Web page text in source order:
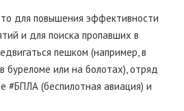
для повышения эффективности
и для поиска пропавших в
пешком (например, в
буреломе или на болотах), отряд
#БПЛА (беспилотная авиация) и